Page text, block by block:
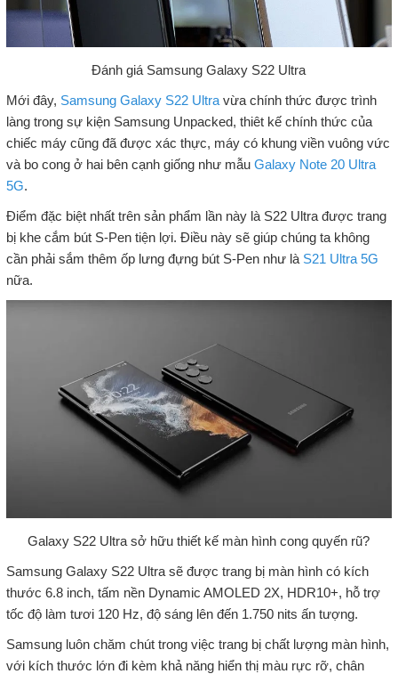
Đánh giá Samsung Galaxy S22 Ultra
Mới đây, Samsung Galaxy S22 Ultravừa chính thức được trình
làng trong sự kiện Samsung Unpacked, thiêt kế chính thức của
chiếc máy cũng đã được xác thực, máy có khung viền vuông vức
và bo cong ở hai bên cạnh giống như mẫu Galaxy Note 20 Ultra
5G.
Điểm đặc biệt nhất trên sản phẩm lần này là S22 Ultra được trang
bị khe cắm bút S-Pen tiện lợi. Điều này sẽ giúp chúng ta không
cần phải sắm thêm ốp lưng đựng bút S-Pen như là S21 Ultra 5G
nữa.
Galaxy S22 Ultra sở hữu thiết kế màn hình cong quyến rũ?
Samsung Galaxy S22 Ultra sẽ được trang bị màn hình có kích
thước 6.8 inch, tấm nền Dynamic AMOLED 2X, HDR10+, hỗ trợ
tốc độ làm tươi 120 Hz, độ sáng lên đến 1.750 nits ấn tượng.
Samsung luôn chăm chút trong việc trang bị chất lượng màn hình,
với kích thước lớn đi kèm khả năng hiển thị màu rực rỡ, chân